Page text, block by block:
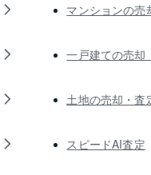
マンションの売
一戸建ての売却
土地の売却・査
スピードAI査定